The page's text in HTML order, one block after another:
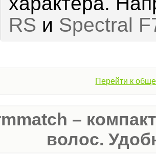
RS и Spectral
Перейти к
–
волос.